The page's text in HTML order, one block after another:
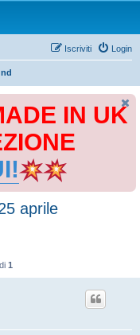
Login
Iscriviti
IN UK
aprile
di 1